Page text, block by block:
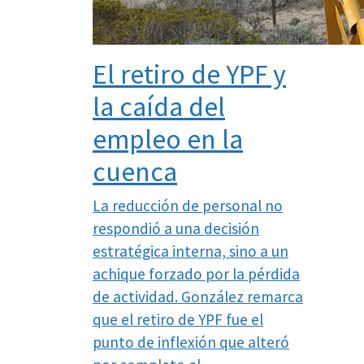
El retiro de YPF y
la caída del
empleo en la
cuenca
La reducción de personal no
respondió a una decisión
estratégica interna, sino a un
achique forzado por la pérdida
de actividad. González remarca
que el retiro de YPF fue el
punto de inflexión que alteró